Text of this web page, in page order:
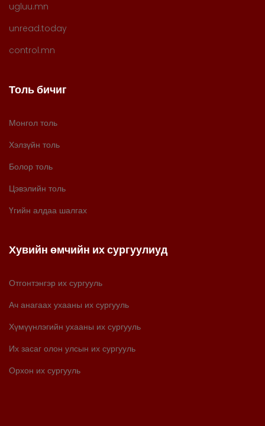
ugluu.mn
unread.today
control.mn
Толь бичиг
Монгол толь
Хэлзүйн толь
Болор толь
Цэвэлийн толь
Үгийн алдаа шалгах
Хувийн өмчийн их сургуулиуд
Отгонтэнгэр их сургууль
Ач анагаах ухааны их сургууль
Хүмүүнлэгийн ухааны их сургууль
Их засаг олон улсын их сургууль
Орхон их сургууль